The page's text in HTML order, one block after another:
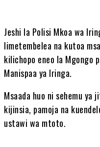
Jeshi la Polisi Mkoa wa
limetembelea na kutoa
kilichopo eneo la Mgongo
Manispaa ya Iringa.
Msaada huo ni sehemu
kijinsia, pamoja na
ustawi wa mtoto.